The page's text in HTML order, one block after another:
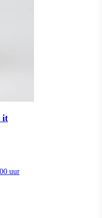
it
uur